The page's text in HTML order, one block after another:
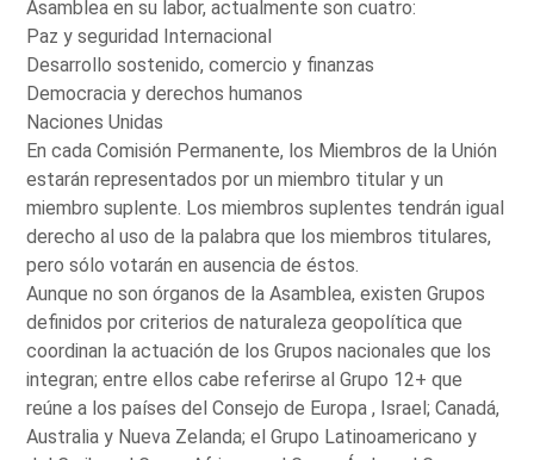
Asamblea en su labor, actualmente son cuatro:
Paz y seguridad Internacional
Desarrollo sostenido, comercio y finanzas
Democracia y derechos humanos
Naciones Unidas
En cada Comisión Permanente, los Miembros de la Unión
estarán representados por un miembro titular y un
miembro suplente. Los miembros suplentes tendrán igual
derecho al uso de la palabra que los miembros titulares,
pero sólo votarán en ausencia de éstos.
Aunque no son órganos de la Asamblea, existen Grupos
definidos por criterios de naturaleza geopolítica que
coordinan la actuación de los Grupos nacionales que los
integran; entre ellos cabe referirse al Grupo 12+ que
reúne a los países del Consejo de Europa , Israel; Canadá,
Australia y Nueva Zelanda; el Grupo Latinoamericano y